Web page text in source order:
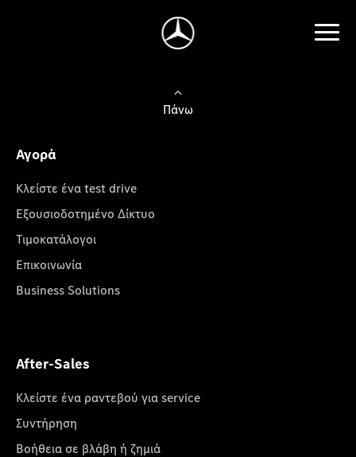
Πάνω
Αγορά
Κλείστε ένα test drive
Εξουσιοδοτημένο Δίκτυο
Τιμοκατάλογοι
Επικοινωνία
Business Solutions
After-Sales
Κλείστε ένα ραντεβού για service
Συντήρηση
Βοήθεια σε βλάβη ή ζημιά